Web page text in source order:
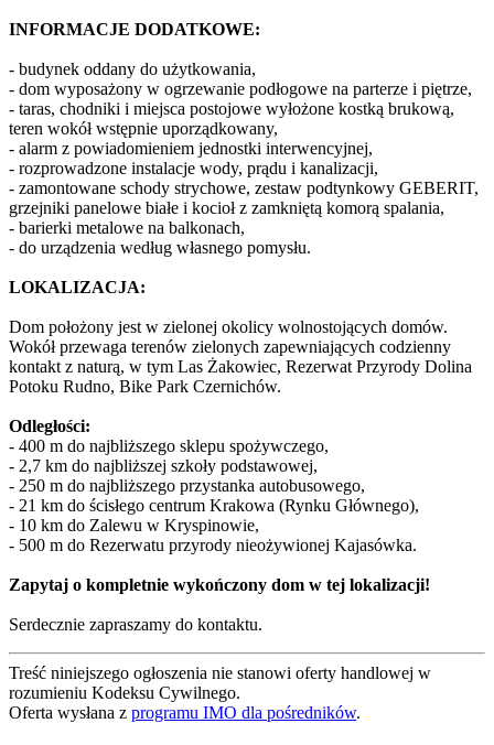
INFORMACJE DODATKOWE:
- budynek oddany do użytkowania,
- dom wyposażony w ogrzewanie podłogowe na parterze i piętrze,
- taras, chodniki i miejsca postojowe wyłożone kostką brukową,
teren wokół wstępnie uporządkowany,
- alarm z powiadomieniem jednostki interwencyjnej,
- rozprowadzone instalacje wody, prądu i kanalizacji,
- zamontowane schody strychowe, zestaw podtynkowy GEBERIT,
grzejniki panelowe białe i kocioł z zamkniętą komorą spalania,
- barierki metalowe na balkonach,
- do urządzenia według własnego pomysłu.
LOKALIZACJA:
Dom położony jest w zielonej okolicy wolnostojących domów.
Wokół przewaga terenów zielonych zapewniających codzienny
kontakt z naturą, w tym Las Żakowiec, Rezerwat Przyrody Dolina
Potoku Rudno, Bike Park Czernichów.
Odległości:
- 400 m do najbliższego sklepu spożywczego,
- 2,7 km do najbliższej szkoły podstawowej,
- 250 m do najbliższego przystanka autobusowego,
- 21 km do ścisłego centrum Krakowa (Rynku Głównego),
- 10 km do Zalewu w Kryspinowie,
- 500 m do Rezerwatu przyrody nieożywionej Kajasówka.
Zapytaj o kompletnie wykończony dom w tej lokalizacji!
Serdecznie zapraszamy do kontaktu.
Treść niniejszego ogłoszenia nie stanowi oferty handlowej w
rozumieniu Kodeksu Cywilnego.
Oferta wysłana z programu IMO dla pośredników.